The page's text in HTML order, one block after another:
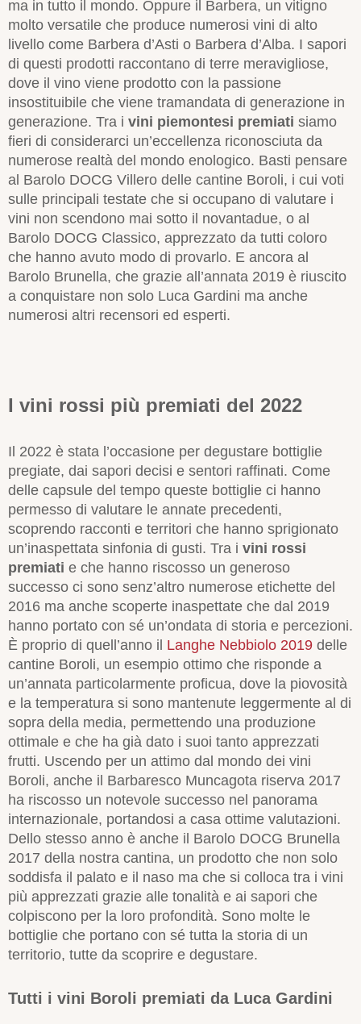
ma in tutto il mondo. Oppure il Barbera, un vitigno
molto versatile che produce numerosi vini di alto
livello come Barbera d’Asti o Barbera d’Alba. I sapori
di questi prodotti raccontano di terre meravigliose,
dove il vino viene prodotto con la passione
insostituibile che viene tramandata di generazione in
generazione. Tra i vini piemontesi premiati siamo
fieri di considerarci un’eccellenza riconosciuta da
numerose realtà del mondo enologico. Basti pensare
al Barolo DOCG Villero delle cantine Boroli, i cui voti
sulle principali testate che si occupano di valutare i
vini non scendono mai sotto il novantadue, o al
Barolo DOCG Classico, apprezzato da tutti coloro
che hanno avuto modo di provarlo. E ancora al
Barolo Brunella, che grazie all’annata 2019 è riuscito
a conquistare non solo Luca Gardini ma anche
numerosi altri recensori ed esperti.
I vini rossi più premiati del 2022
Il 2022 è stata l’occasione per degustare bottiglie
pregiate, dai sapori decisi e sentori raffinati. Come
delle capsule del tempo queste bottiglie ci hanno
permesso di valutare le annate precedenti,
scoprendo racconti e territori che hanno sprigionato
un’inaspettata sinfonia di gusti. Tra i vini rossi
premiati e che hanno riscosso un generoso
successo ci sono senz’altro numerose etichette del
2016 ma anche scoperte inaspettate che dal 2019
hanno portato con sé un’ondata di storia e percezioni.
È proprio di quell’anno il Langhe Nebbiolo 2019 delle
cantine Boroli, un esempio ottimo che risponde a
un’annata particolarmente proficua, dove la piovosità
e la temperatura si sono mantenute leggermente al di
sopra della media, permettendo una produzione
ottimale e che ha già dato i suoi tanto apprezzati
frutti. Uscendo per un attimo dal mondo dei vini
Boroli, anche il Barbaresco Muncagota riserva 2017
ha riscosso un notevole successo nel panorama
internazionale, portandosi a casa ottime valutazioni.
Dello stesso anno è anche il Barolo DOCG Brunella
2017 della nostra cantina, un prodotto che non solo
soddisfa il palato e il naso ma che si colloca tra i vini
più apprezzati grazie alle tonalità e ai sapori che
colpiscono per la loro profondità. Sono molte le
bottiglie che portano con sé tutta la storia di un
territorio, tutte da scoprire e degustare.
Tutti i vini Boroli premiati da Luca Gardini